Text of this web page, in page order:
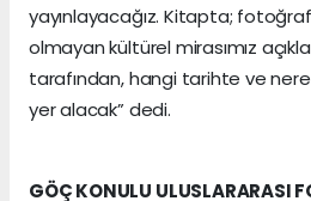
yayınlayacağız. Kitapta;
olmayan kültürel mirasımız
tarafından, hangi tarihte ve
yer alacak” dedi.
GÖÇ KONULU ULUSLARARASI